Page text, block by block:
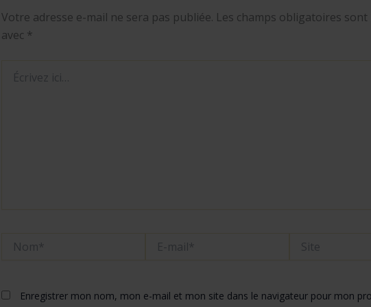
Votre adresse e-mail ne sera pas publiée. Les champs obligatoires sont
avec *
ici…
mail*
Enregistrer mon nom, mon e-mail et mon site dans le navigateur pour mon